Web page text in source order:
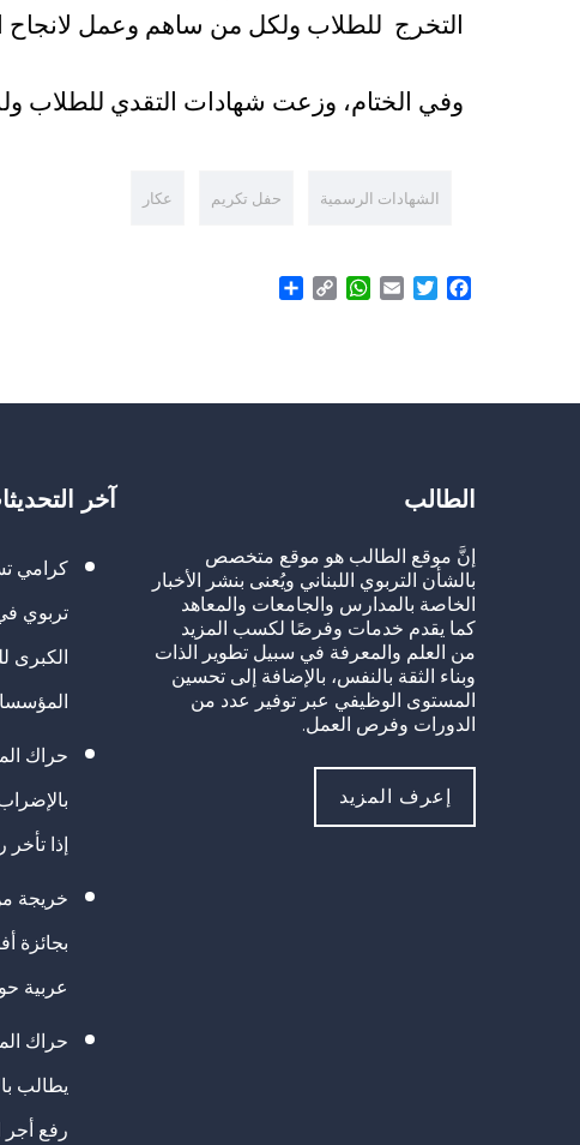
التخرج للطلاب ولكل من ساهم وعمل لانجاح
وفي الختام، وزعت شهادات التقدي للطلاب
الشهادات الرسمية حفل تكريم عكار
Facebook
Twitter
Email
WhatsApp
Copy
الطالب
إنَّ موقع الطالب هو موقع متخصص
بالشأن التربوي اللبناني ويُعنى بنشر الأخبار
الخاصة بالمدارس والجامعات والمعاهد
كما يقدم خدمات وفرصًا لكسب المزيد
من العلم والمعرفة في سبيل تطوير الذات
وبناء الثقة بالنفس، بالإضافة إلى تحسين
المستوى الوظيفي عبر توفير عدد من
الدورات وفرص العمل.
إعرف المزيد
آخر
كرامي
تربوي
الكبرى
حراك
إذا
خريجة من
بجائزة
عربية
حراك
يطالب
رفع أجر